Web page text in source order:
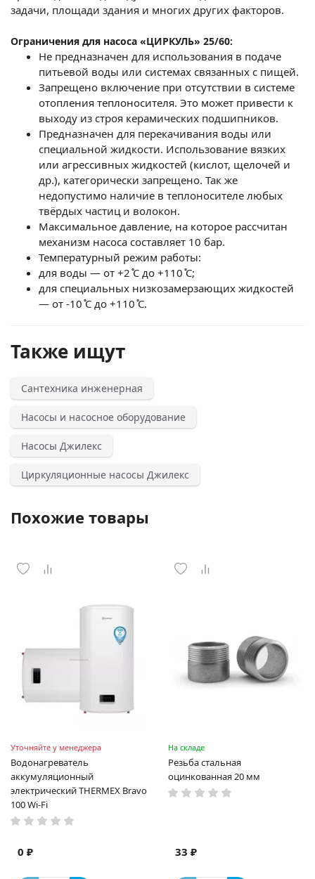
задачи, площади здания и многих других факторов.
Ограничения для насоса «ЦИРКУЛЬ» 25/60:
Не предназначен для использования в подаче
питьевой воды или системах связанных с пищей.
Запрещено включение при отсутствии в системе
отопления теплоносителя. Это может привести к
выходу из строя керамических подшипников.
Предназначен для перекачивания воды или
специальной жидкости. Использование вязких
или агрессивных жидкостей (кислот, щелочей и
др.), категорически запрещено. Так же
недопустимо наличие в теплоносителе любых
твёрдых частиц и волокон.
Максимальное давление, на которое рассчитан
механизм насоса составляет 10 бар.
Температурный режим работы:
для воды — от +2 ̊С до +110 ̊С;
для специальных низкозамерзающих жидкостей
— от -10 ̊С до +110 ̊С.
Также ищут
Сантехника инженерная
Насосы и насосное оборудование
Насосы Джилекс
Циркуляционные насосы Джилекс
Похожие товары
Уточняйте у менеджера
Водонагреватель
аккумуляционный
электрический THERMEX Bravo
100 Wi-Fi
0 ₽
На складе
Резьба стальная
оцинкованная 20 мм
33 ₽